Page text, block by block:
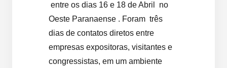
entre os dias 16 e 18 de Abril no
Oeste Paranaense . Foram três
dias de contatos diretos entre
empresas expositoras, visitantes e
congressistas, em um ambiente